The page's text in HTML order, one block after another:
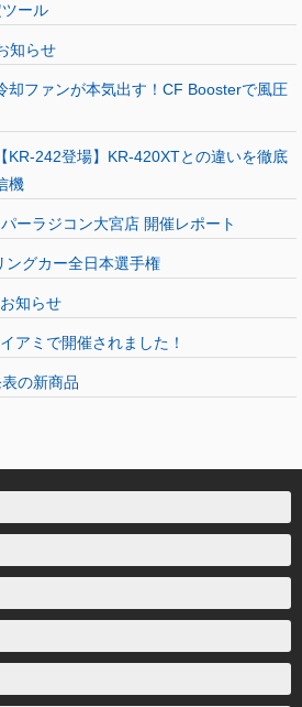
ール
知らせ
却ファンが本気出す！CF Boosterで風圧
KR-242登場】KR-420XTとの違いを徹底
機
ーラジコン大宮店 開催レポート
ングカー全日本選手権
知らせ
アミで開催されました！
の新商品